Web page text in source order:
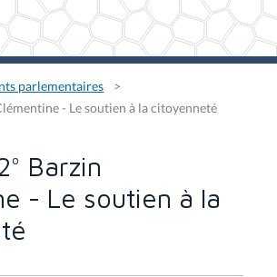
parlementaires
- Le soutien à la citoyenneté
Barzin
- Le soutien à la